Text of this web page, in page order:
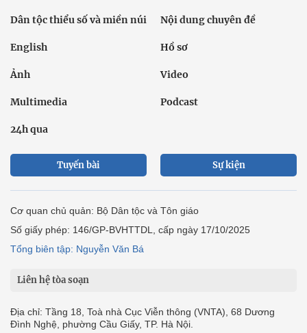
Dân tộc thiểu số và miền núi Nội dung chuyên đề
English Hồ sơ
Ảnh Video
Multimedia Podcast
24h qua
Tuyến bài Sự kiện
Cơ quan chủ quản: Bộ Dân tộc và Tôn giáo
Số giấy phép: 146/GP-BVHTTDL, cấp ngày 17/10/2025
Tổng biên tập: Nguyễn Văn Bá
Liên hệ tòa soạn
Địa chỉ: Tầng 18, Toà nhà Cục Viễn thông (VNTA), 68 Dương
Đình Nghệ, phường Cầu Giấy, TP. Hà Nội.